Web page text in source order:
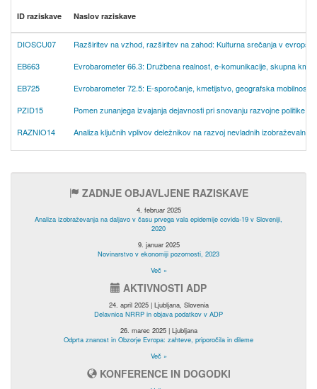
ID raziskave Naslov raziskave
DIOSCU07
Razširitev na vzhod, razširitev na zahod: Kulturna srečanja v
EB663
Evrobarometer 66.3: Družbena realnost, e-komunikacije, skupna
EB725
Evrobarometer 72.5: E-sporočanje, kmetijstvo, geografska mobilnost
PZID15
Pomen zunanjega izvajanja dejavnosti pri snovanju razvojne politike
RAZNIO14
Analiza ključnih vplivov deležnikov na razvoj nevladnih
ZADNJE OBJAVLJENE RAZISKAVE
4. februar 2025
Analiza izobraževanja na daljavo v času prvega vala epidemije covida-19 v Sloveniji,
2020
9. januar 2025
Novinarstvo v ekonomiji pozornosti, 2023
Več »
AKTIVNOSTI ADP
24. april 2025 | Ljubljana, Slovenia
Delavnica NRRP in objava podatkov v ADP
26. marec 2025 | Ljubljana
Odprta znanost in Obzorje Evropa: zahteve, priporočila in dileme
Več »
KONFERENCE IN DOGODKI